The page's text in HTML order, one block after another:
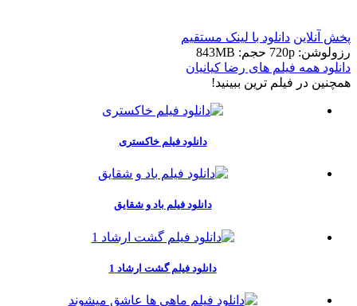
پخش آنلاین دانلود با لينک مستقيم
رزولوشن: 720p
حجم: 843MB
دانلود همه فیلم های رضا کیانیان
همچنين در فيلم ترين ببينيد!
دانلود فیلم خاکستری
دانلود فیلم باد و شقایق
دانلود فیلم گشت ارشاد 1